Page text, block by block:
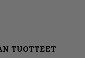
TUOTTEET